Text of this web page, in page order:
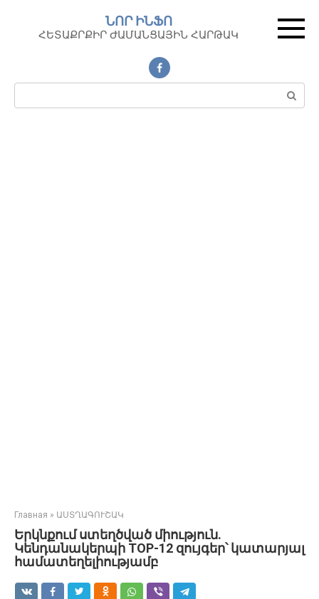
контенту
ՆՈՐ ԻՆՖՈ
ՀԵՏԱՔՐՔԻՐ ԺԱՄԱՆՑԱՅԻՆ ՀԱՐԹԱԿ
Поиск:
Главная » ԱՍՏՂԱԳՈՒՇԱԿ
Երկնքում ստեղծված միություն.
Կենդանակերպի TOP-12 զույգեր՝ կատարյալ
համատեղելիությամբ